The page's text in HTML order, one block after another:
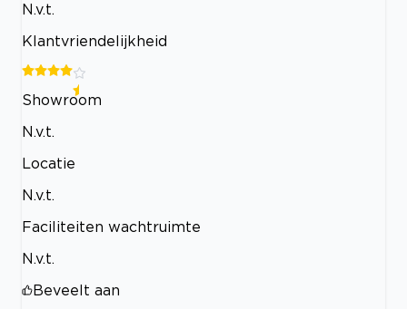
N.v.t.
Klantvriendelijkheid
Showroom
N.v.t.
Locatie
N.v.t.
Faciliteiten wachtruimte
N.v.t.
Beveelt aan